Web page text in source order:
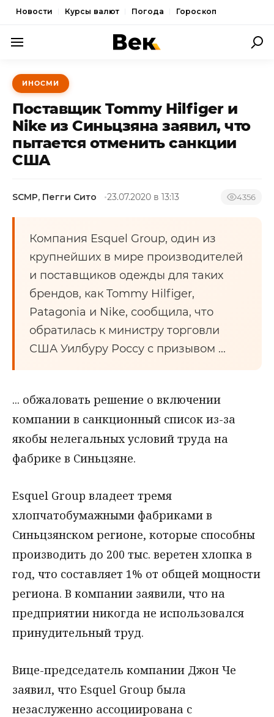
Новости Курсы валют Погода Гороскоп
ПОЛИТИКА
ЭКОНОМИКА
ОБЩЕСТВО
СПОРТ
КУЛЬТУРА
НОВОСТИ
ИНОСМИ
Поставщик Tommy Hilfiger и
Nike из Синьцзяна заявил, что
пытается отменить санкции
США
SCMP, Пегги Сито 23.07.2020 в 13:13 4356
Компания Esquel Group, один из
крупнейших в мире производителей
и поставщиков одежды для таких
брендов, как Tommy Hilfiger,
Patagonia и Nike, сообщила, что
обратилась к министру торговли
США Уилбуру Россу с призывом ...
... обжаловать решение о включении
компании в санкционный список из-за
якобы нелегальных условий труда на
фабрике в Синьцзяне.
Esquel Group владеет тремя
хлопчатобумажными фабриками в
Синьцзянском регионе, которые способны
производить до 200 тыс. веретен хлопка в
год, что составляет 1% от общей мощности
региона. В компании заявили, что на
предприятии никогда не использовался
принудительный труд.
Вице-председатель компании Джон Че
заявил, что Esquel Group была
незаслуженно ассоциирована с